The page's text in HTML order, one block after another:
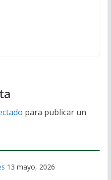
para publicar un
13 mayo, 2026